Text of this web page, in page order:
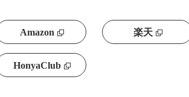
Amazon 楽天
HonyaClub